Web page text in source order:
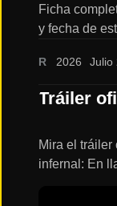
Plataformas
ESTRENOS
Ficha
y fecha de
R 2026 Julio
Tráiler
Mira el
infernal: En